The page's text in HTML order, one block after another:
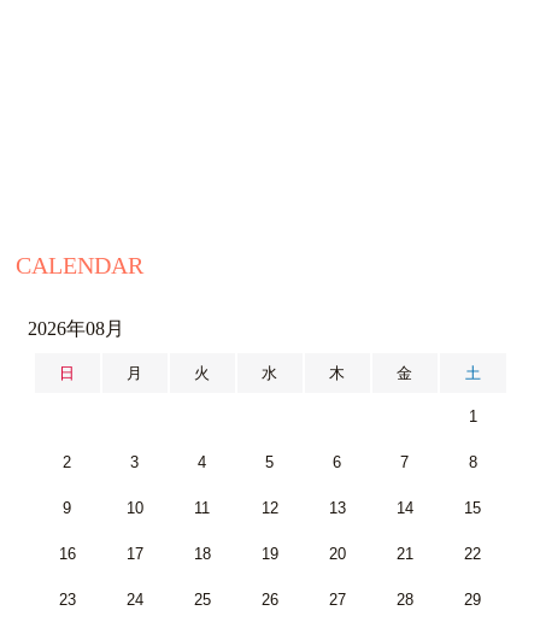
CALENDAR
2026年08月
日 月 火 水 木 金 土
1
2 3 4 5 6 7 8
9 10 11 12 13 14 15
16 17 18 19 20 21 22
23 24 25 26 27 28 29